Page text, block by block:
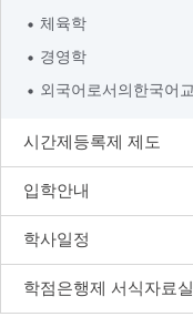
체육학
경영학
외국어로서의한국어
시간제등록제 제도
입학안내
학사일정
학점은행제 서식자료실